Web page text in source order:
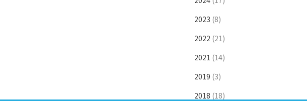
2023 (8)
2022 (21)
2021 (14)
2019 (3)
2018 (18)